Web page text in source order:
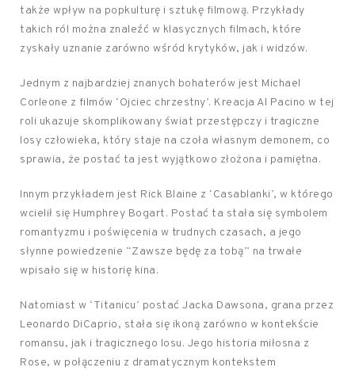
także wpływ na popkulturę i sztukę filmową. Przykłady
takich ról można znaleźć w klasycznych filmach, które
zyskały uznanie zarówno wśród krytyków, jak i widzów.
Jednym z najbardziej znanych bohaterów jest Michael
Corleone z filmów ‘Ojciec chrzestny’. Kreacja Al Pacino w tej
roli ukazuje skomplikowany świat przestępczy i tragiczne
losy człowieka, który staje na czoła własnym demonem, co
sprawia, że postać ta jest wyjątkowo złożona i pamiętna.
Innym przykładem jest Rick Blaine z ‘Casablanki’, w którego
wcielił się Humphrey Bogart. Postać ta stała się symbolem
romantyzmu i poświęcenia w trudnych czasach, a jego
słynne powiedzenie “Zawsze będę za tobą” na trwałe
wpisało się w historię kina.
Natomiast w ‘Titanicu’ postać Jacka Dawsona, grana przez
Leonardo DiCaprio, stała się ikoną zarówno w kontekście
romansu, jak i tragicznego losu. Jego historia miłosna z
Rose, w połączeniu z dramatycznym kontekstem